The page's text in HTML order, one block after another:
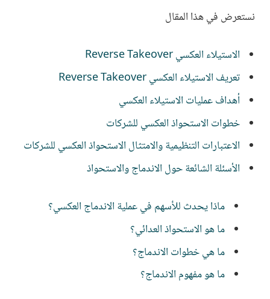
نستعرض في هذا المقال
الاستيلاء العكسي Reverse Takeover
تعريف الاستيلاء العكسي Reverse Takeover
أهداف عمليات الاستيلاء العكسي
خطوات الاستحواذ العكسي للشركات
الاعتبارات التنظيمية والامتثال الاستحواذ العكسي للشركات
الأسئلة الشائعة حول الاندماج والاستحواذ
ماذا يحدث للأسهم في عملية الاندماج العكسي؟
ما هو الاستحواذ العدائي؟
ما هي خطوات الاندماج؟
ما هو مفهوم الاندماج؟